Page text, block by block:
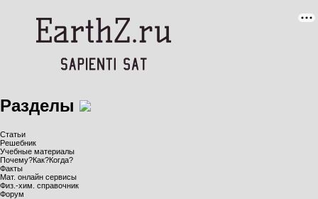
Разделы
Статьи
Решебник
Учебные материалы
Почему?Как?Когда?
Факты
Мат. онлайн сервисы
Физ.-хим. справочник
Форум